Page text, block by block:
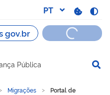
Pública
Migrações
Portal de